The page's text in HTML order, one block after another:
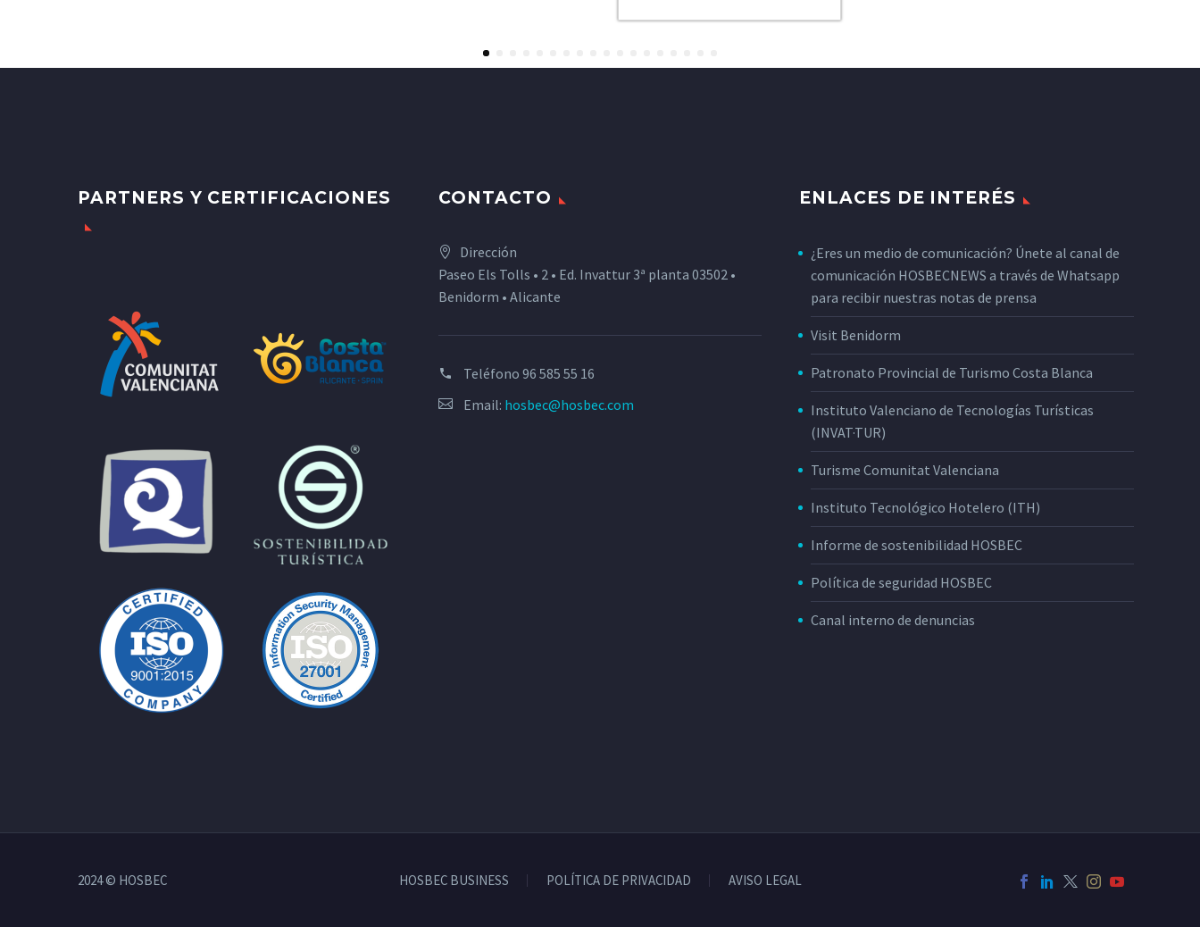
4
PARTNERS Y CERTIFICACIONES CONTACTO
Dirección
Paseo Els Tolls • 2 • Ed. Invattur 3ª planta 03502 •
Benidorm • Alicante
Teléfono 96 585 55 16
Email: hosbec@hosbec.com
ENLACES DE INTERÉS
¿Eres un medio de comunicación? Únete al canal de
comunicación HOSBECNEWS a través de Whatsapp
para recibir nuestras notas de prensa
Visit Benidorm
Patronato Provincial de Turismo Costa Blanca
Instituto Valenciano de Tecnologías Turísticas
(INVAT·TUR)
Turisme Comunitat Valenciana
Instituto Tecnológico Hotelero (ITH)
Informe de sostenibilidad HOSBEC
Política de seguridad HOSBEC
Canal interno de denuncias
HOSBEC BUSINESS POLÍTICA DE PRIVACIDAD AVISO LEGAL
2024 © HOSBEC